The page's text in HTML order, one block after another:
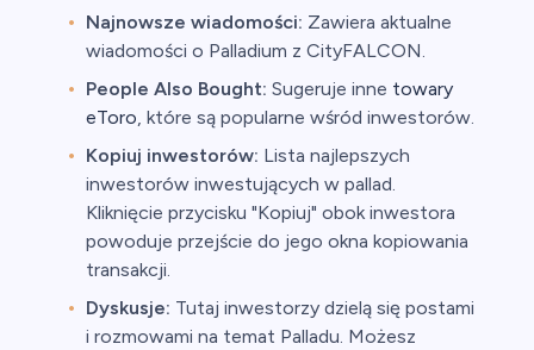
Najnowsze wiadomości: Zawiera aktualne
wiadomości o Palladium z CityFALCON.
People Also Bought: Sugeruje inne towary
eToro, które są popularne wśród inwestorów.
Kopiuj inwestorów: Lista najlepszych
inwestorów inwestujących w pallad.
Kliknięcie przycisku "Kopiuj" obok inwestora
powoduje przejście do jego okna kopiowania
transakcji.
Dyskusje: Tutaj inwestorzy dzielą się postami
i rozmowami na temat Palladu. Możesz